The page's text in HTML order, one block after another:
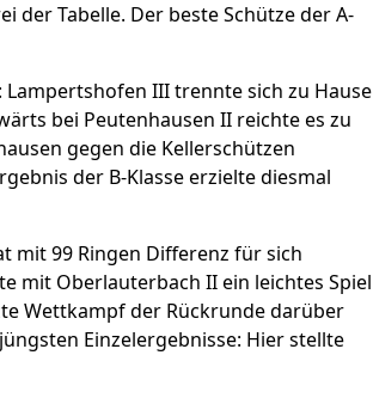
der Tabelle. Der beste Schütze der A-
III trennte sich zu Hause
bei Peutenhausen II reichte es zu
gegen die Kellerschützen
der B-Klasse erzielte diesmal
mit 99 Ringen Differenz für sich
mit Oberlauterbach II ein leichtes Spiel
Wettkampf der Rückrunde darüber
Einzelergebnisse: Hier stellte